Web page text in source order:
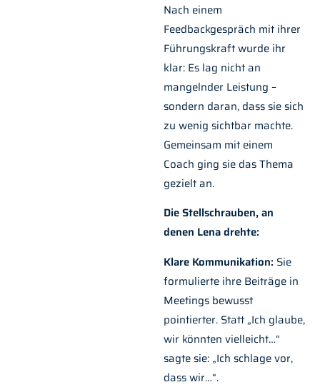
Nach einem
Feedbackgespräch mit ihrer
Führungskraft wurde ihr
klar: Es lag nicht an
mangelnder Leistung –
sondern daran, dass sie sich
zu wenig sichtbar machte.
Gemeinsam mit einem
Coach ging sie das Thema
gezielt an.
Die Stellschrauben, an
denen Lena drehte:
Klare Kommunikation: Sie
formulierte ihre Beiträge in
Meetings bewusst
pointierter. Statt „Ich glaube,
wir könnten vielleicht…“
sagte sie: „Ich schlage vor,
dass wir…“.